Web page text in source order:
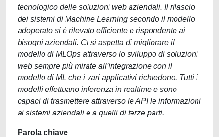
tecnologico delle soluzioni web aziendali. Il rilascio
dei sistemi di Machine Learning secondo il modello
adoperato si è rilevato efficiente e rispondente ai
bisogni aziendali. Ci si aspetta di migliorare il
modello di MLOps attraverso lo sviluppo di soluzioni
web sempre più mirate all’integrazione con il
modello di ML che i vari applicativi richiedono. Tutti i
modelli effettuano inferenza in realtime e sono
capaci di trasmettere attraverso le API le informazioni
ai sistemi aziendali e a quelli di terze parti.
Parola chiave